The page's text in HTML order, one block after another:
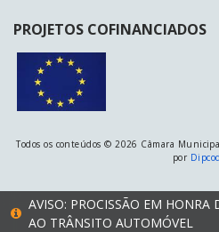
PROJETOS COFINANCIADOS
Todos os conteúdos © 2026 Câmara
por
AVISO: PROCISSÃO EM HONRA
AO TRÂNSITO AUTOMÓVEL